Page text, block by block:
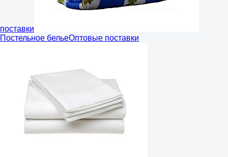
поставки
Постельное бельеОптовые поставки